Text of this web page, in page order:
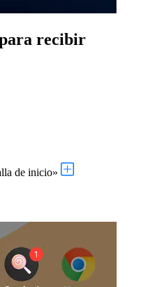
recibir
de inicio»